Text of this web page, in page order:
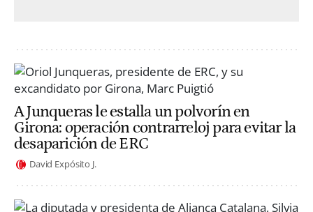
A Junqueras le estalla un polvorín en
Girona: operación contrarreloj para evitar la
desaparición de ERC
David Expósito J.